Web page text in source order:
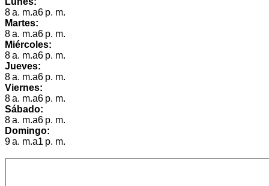
8 a. m.a6 p. m.
Martes:
8 a. m.a6 p. m.
Miércoles:
8 a. m.a6 p. m.
Jueves:
8 a. m.a6 p. m.
Viernes:
8 a. m.a6 p. m.
Sábado:
8 a. m.a6 p. m.
Domingo:
9 a. m.a1 p. m.